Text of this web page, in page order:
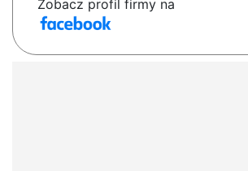
Zobacz profil firmy na